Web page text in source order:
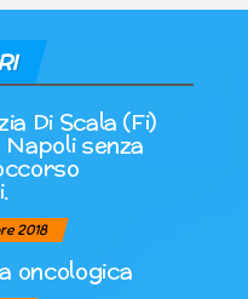
Di Scala (Fi)
Napoli senza
2018
oncologica